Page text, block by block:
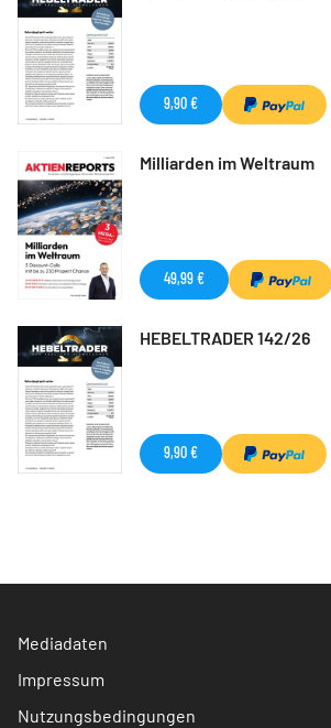
9,90 €
Milliarden im Weltraum
49,99 €
HEBELTRADER 142/26
9,90 €
Mediadaten
Impressum
Nutzungsbedingungen